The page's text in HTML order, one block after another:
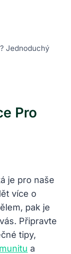
Jednoduchý
Pro
je pro naše
více o
pak je
Připravte
tipy,
a